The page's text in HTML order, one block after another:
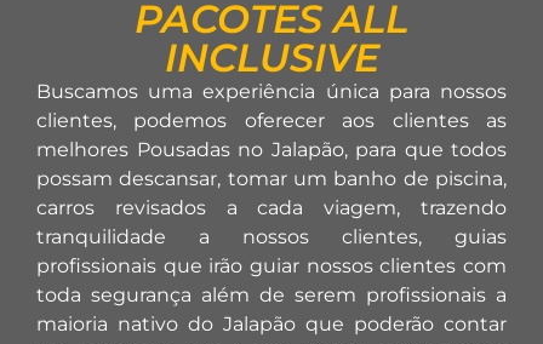
PACOTES ALL
INCLUSIVE
Buscamos uma experiência única para nossos
clientes, podemos oferecer aos clientes as
melhores Pousadas no Jalapão, para que todos
possam descansar, tomar um banho de piscina,
carros revisados a cada viagem, trazendo
tranquilidade a nossos clientes, guias
profissionais que irão guiar nossos clientes com
toda segurança além de serem profissionais a
maioria nativo do Jalapão que poderão contar